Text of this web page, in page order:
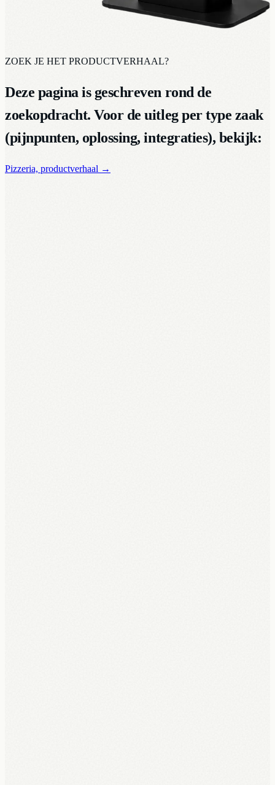
ZOEK JE HET PRODUCTVERHAAL?
Deze pagina is geschreven rond de
zoekopdracht. Voor de uitleg per type zaak
(pijnpunten, oplossing, integraties), bekijk:
Pizzeria, productverhaal →